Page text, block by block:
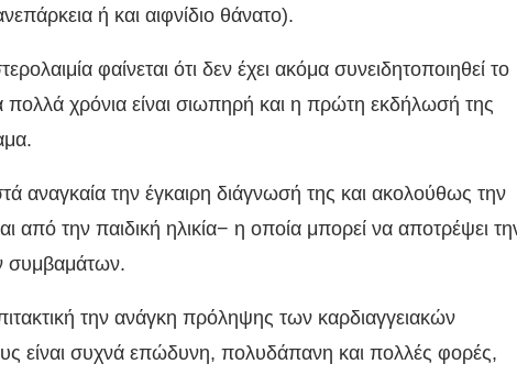
ή και αιφνίδιο θάνατο).
φαίνεται ότι δεν έχει ακόμα συνειδητοποιηθεί το
πολλά χρόνια είναι σιωπηρή και η πρώτη εκδήλωσή της
αναγκαία την έγκαιρη διάγνωσή της και ακολούθως την
από την παιδική ηλικία− η οποία μπορεί να αποτρέψει
συμβαμάτων.
την ανάγκη πρόληψης των καρδιαγγειακών
είναι συχνά επώδυνη, πολυδάπανη και πολλές φορές,